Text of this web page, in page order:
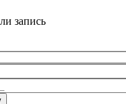
запись